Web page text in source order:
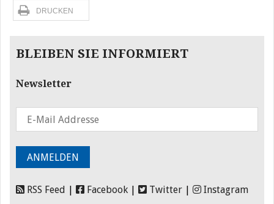
DRUCKEN
BLEIBEN SIE INFORMIERT
Newsletter
RSS Feed Facebook Twitter Instagram